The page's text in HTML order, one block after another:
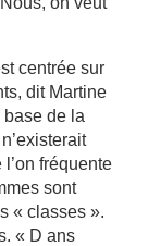
centrée sur
dit Martine
base de la
l’on fréquente
sont
« classes ».
« D ans